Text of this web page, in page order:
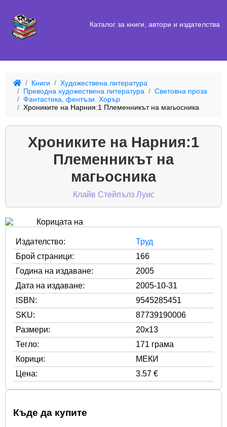
Каталог за книги, автори и издателства
Книги
Художествена литература
Преводна художествена литература
Световна проза
Фантастика, фентъзи. Хорър
Хрониките на Нарния:1 Племенникът на магьосника
Хрониките на Нарния:1
Племенникът на
магьосника
Клайв Стейпълз Луис
Издателство:
Труд
Брой страници:
166
Година на издаване:
2005
Дата на издаване:
2005-10-31
ISBN:
9545285451
SKU:
87739190006
Размери:
20x13
Тегло:
171 грама
Корици:
МЕКИ
Цена:
3.57 €
Къде да купите